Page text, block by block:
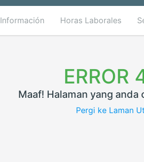
Información Horas Laborales
ERROR
Maaf! Halaman yang
Pergi ke Laman